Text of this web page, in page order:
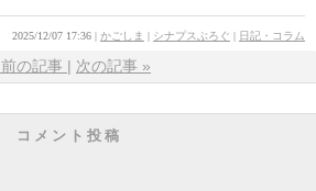
2025/12/07 17:36 かごしま シナプスぶろぐ 日記・コラム
前の記事 次の記事 »
コメント投稿